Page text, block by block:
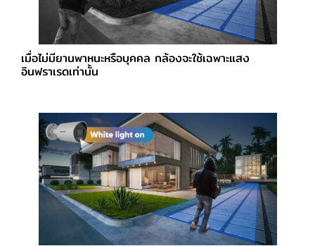
เมื่อไม่มียานพาหนะหรือบุคคล กล้องจะใช้เฉพาะแสง
อินฟราเรดเท่านั้น